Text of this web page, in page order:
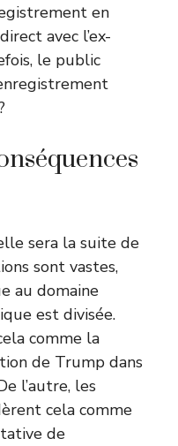
en
avec l’ex-
le public
sera la suite de
sont vastes,
au domaine
est divisée.
comme la
de Trump dans
l’autre, les
cela comme
de